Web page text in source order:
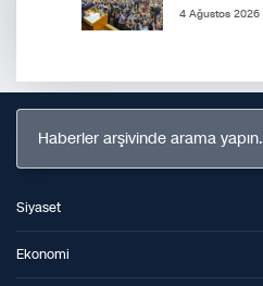
4 Ağustos 2026
Haberler arşivinde arama
Siyaset
Ekonomi